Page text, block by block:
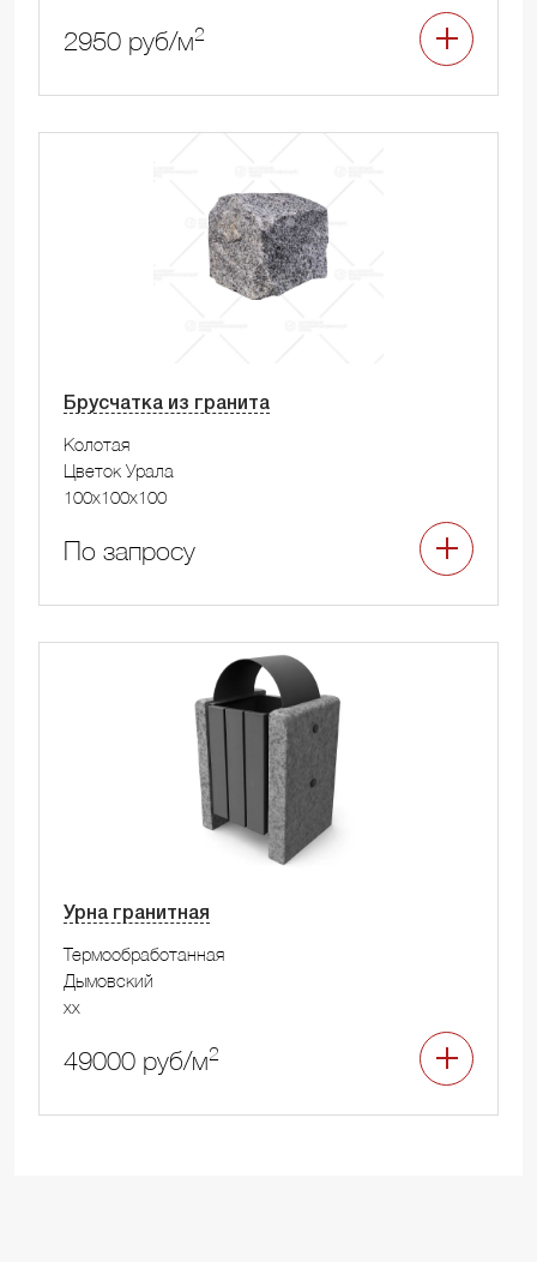
2950 руб/м2
Брусчатка из гранита
Колотая
Цветок Урала
100x100x100
По запросу
Урна гранитная
Термообработанная
Дымовский
xx
49000 руб/м2